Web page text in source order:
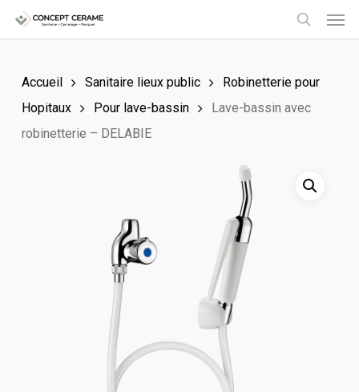
Skip
to
content
search
Accueil Sanitaire lieux public
Robinetterie pour
Hopitaux
Pour lave-bassin
Lave-bassin avec
robinetterie – DELABIE